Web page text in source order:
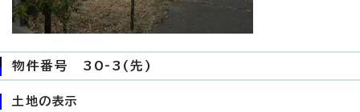
物件番号 30-3(先)
土地の表示